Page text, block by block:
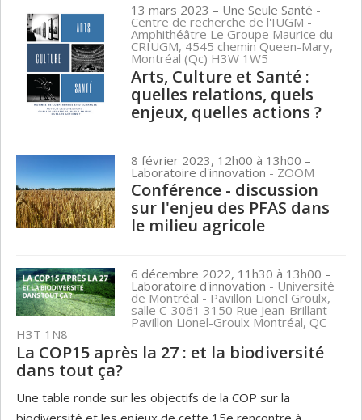
13 mars 2023 – Une Seule Santé -
Centre de recherche de l'IUGM -
Amphithéâtre Le Groupe Maurice du
CRIUGM, 4545 chemin Queen-Mary,
Montréal (Qc) H3W 1W5
Arts, Culture et Santé :
quelles relations, quels
enjeux, quelles actions ?
8 février 2023, 12h00 à 13h00 –
Laboratoire d'innovation - ZOOM
Conférence - discussion
sur l'enjeu des PFAS dans
le milieu agricole
6 décembre 2022, 11h30 à 13h00 –
Laboratoire d'innovation - Université
de Montréal - Pavillon Lionel Groulx,
salle C-3061 3150 Rue Jean-Brillant
Pavillon Lionel-Groulx Montréal, QC
H3T 1N8
La COP15 après la 27 : et la biodiversité
dans tout ça?
Une table ronde sur les objectifs de la COP sur la